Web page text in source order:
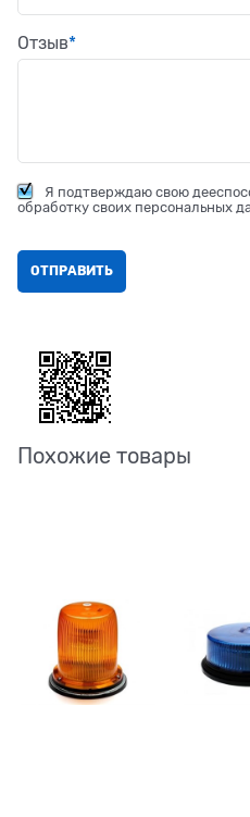
Отзыв
Я подтверждаю свою
обработку своих персональных
Похожие товары